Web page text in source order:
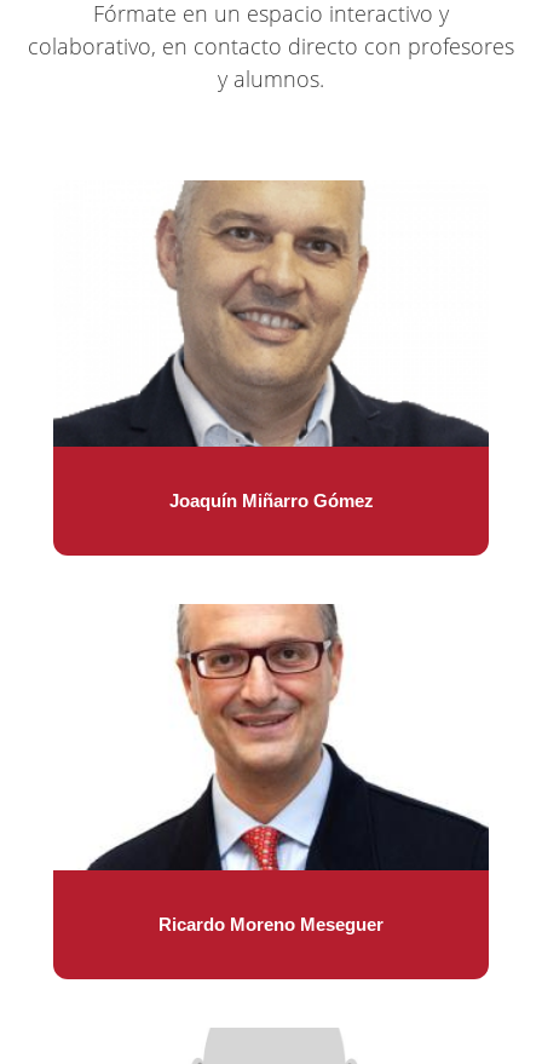
Fórmate en un espacio interactivo y
colaborativo, en contacto directo con profesores
y alumnos.
Joaquín Miñarro Gómez
Ricardo Moreno Meseguer